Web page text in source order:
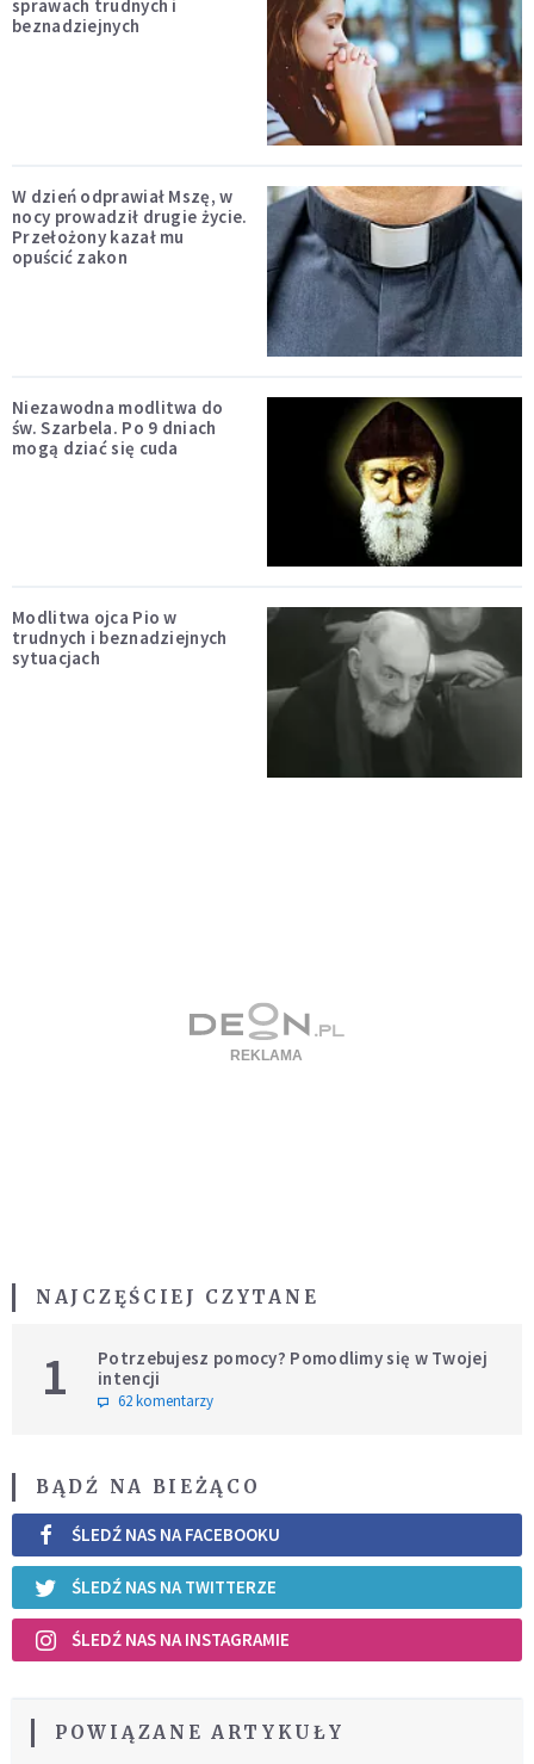
sprawach trudnych i
beznadziejnych
W dzień odprawiał Mszę, w
nocy prowadził drugie życie.
Przełożony kazał mu
opuścić zakon
Niezawodna modlitwa do
św. Szarbela. Po 9 dniach
mogą dziać się cuda
Modlitwa ojca Pio w
trudnych i beznadziejnych
sytuacjach
NAJCZĘŚCIEJ CZYTANE
1
Potrzebujesz pomocy? Pomodlimy się w Twojej
intencji
62 komentarzy
BĄDŹ NA BIEŻĄCO
ŚLEDŹ NAS NA FACEBOOKU
ŚLEDŹ NAS NA TWITTERZE
ŚLEDŹ NAS NA INSTAGRAMIE
POWIĄZANE ARTYKUŁY